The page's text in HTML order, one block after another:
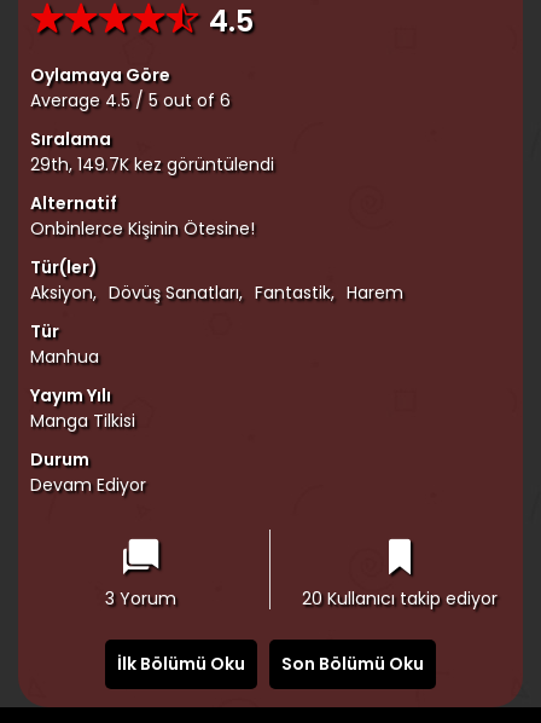
4.5
Oylamaya Göre
Average 4.5/5 out of6
Sıralama
29th, 149.7K kez görüntülendi
Alternatif
Onbinlerce Kişinin Ötesine!
Tür(ler)
Aksiyon, Dövüş Sanatları, Fantastik, Harem
Tür
Manhua
Yayım Yılı
Manga Tilkisi
Durum
Devam Ediyor
3 Yorum 20 Kullanıcı takip ediyor
İlk Bölümü Oku Son Bölümü Oku